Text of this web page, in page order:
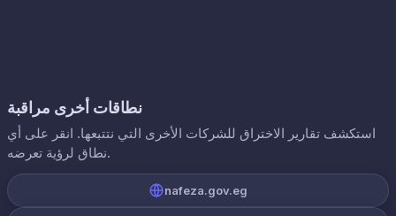
نطاقات أخرى مراقبة
استكشف تقارير الاختراق للشركات الأخرى التي نتتبعها. انقر على أي
نطاق لرؤية تعرضه.
nafeza.gov.eg